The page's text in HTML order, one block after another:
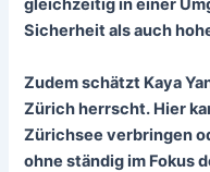
gleichzeitig in einer
Sicherheit als auch
Zudem schätzt Kaya
Zürich herrscht. Hier
Zürichsee verbringen
ohne ständig im Fokus